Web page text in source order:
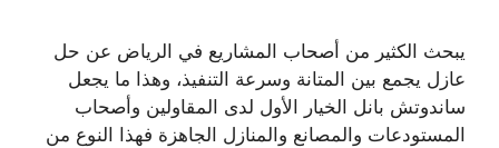
يبحث الكثير من أصحاب المشاريع في الرياض عن حل
عازل يجمع بين المتانة وسرعة التنفيذ، وهذا ما يجعل
ساندوتش بانل الخيار الأول لدى المقاولين وأصحاب
المستودعات والمصانع والمنازل الجاهزة فهذا النوع من